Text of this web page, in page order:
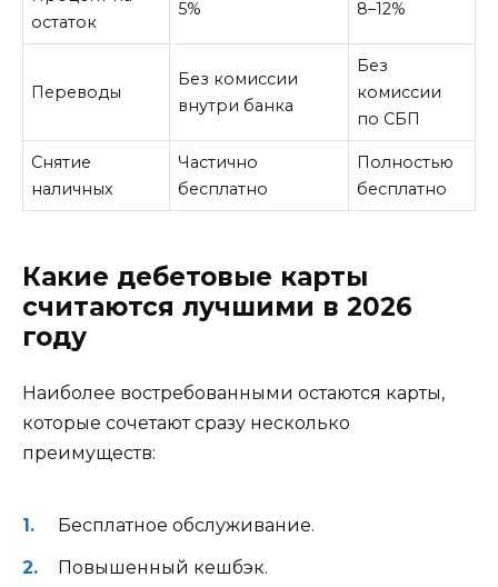
остаток
5% 8–12%
Переводы
Без комиссии
внутри банка
Без
комиссии
по СБП
Снятие
наличных
Частично
бесплатно
Полностью
бесплатно
Какие дебетовые карты
считаются лучшими в 2026
году
Наиболее востребованными остаются карты,
которые сочетают сразу несколько
преимуществ:
Бесплатное обслуживание.
Повышенный кешбэк.